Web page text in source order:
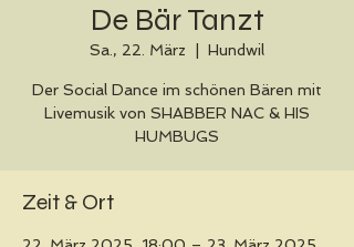
De Bär Tanzt
Sa., 22. März Hundwil
Der Social Dance im schönen Bären mit
Livemusik von SHABBER NAC & HIS
HUMBUGS
Zeit & Ort